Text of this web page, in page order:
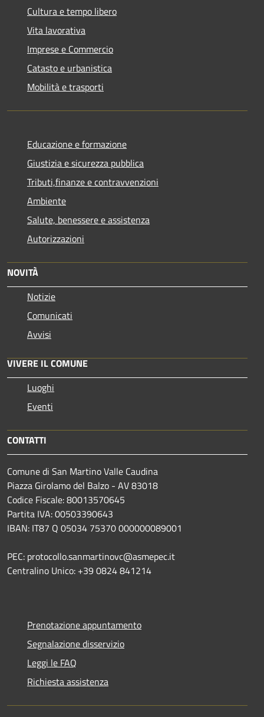
Cultura e tempo libero
Vita lavorativa
Imprese e Commercio
Catasto e urbanistica
Mobilità e trasporti
Educazione e formazione
Giustizia e sicurezza pubblica
Tributi,finanze e contravvenzioni
Ambiente
Salute, benessere e assistenza
Autorizzazioni
NOVITÀ
Notizie
Comunicati
Avvisi
VIVERE IL COMUNE
Luoghi
Eventi
CONTATTI
Comune di San Martino Valle Caudina
Piazza Girolamo del Balzo - AV 83018
Codice Fiscale: 80013570645
Partita IVA: 00503390643
IBAN: IT87 Q 05034 75370 000000089001
PEC: protocollo.sanmartinovc@asmepec.it
Centralino Unico: +39 0824 841214
Prenotazione appuntamento
Segnalazione disservizio
Leggi le FAQ
Richiesta assistenza